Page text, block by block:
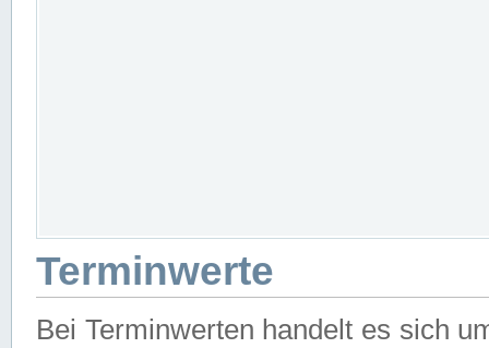
Terminwerte
Bei Terminwerten handelt es sich